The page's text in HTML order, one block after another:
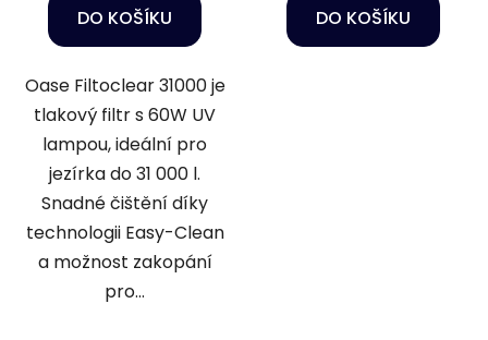
DO KOŠÍKU
Oase Filtoclear 31000 je
tlakový filtr s 60W UV
lampou, ideální pro
jezírka do 31 000 l.
Snadné čištění díky
technologii Easy-Clean
a možnost zakopání
pro...
DO KOŠÍKU